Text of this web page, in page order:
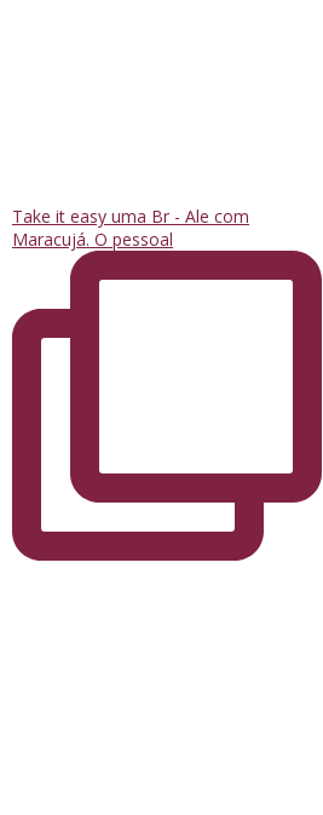
Take it easy uma Br - Ale com
Maracujá. O pessoal